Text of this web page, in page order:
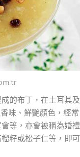
的布丁，在土耳其及
味、鮮艷顏色，經常
等，亦會被稱為婚禮
籽或松子仁等，即可